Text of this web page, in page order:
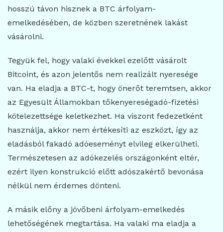
hosszú távon hisznek a BTC árfolyam-
emelkedésében, de közben szeretnének lakást
vásárolni.
Tegyük fel, hogy valaki évekkel ezelőtt vásárolt
Bitcoint, és azon jelentős nem realizált nyeresége
van. Ha eladja a BTC-t, hogy önerőt teremtsen, akkor
az Egyesült Államokban tőkenyereségadó-fizetési
kötelezettsége keletkezhet. Ha viszont fedezetként
használja, akkor nem értékesíti az eszközt, így az
eladásból fakadó adóeseményt elvileg elkerülheti.
Természetesen az adókezelés országonként eltér,
ezért ilyen konstrukció előtt adószakértő bevonása
nélkül nem érdemes dönteni.
A másik előny a jövőbeni árfolyam-emelkedés
lehetőségének megtartása. Ha valaki ma eladja a